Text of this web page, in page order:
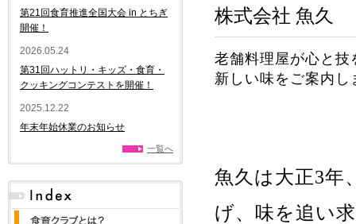
株式会社 魚久
老舗料理屋が心と技
新しい味をご案内し
魚久は大正3年
げ、味を追い
第21回食育推進全国大会 in とちぎ
開催！
2026.05.24
第31回ハットリ・キッズ・食育・
クッキングコンテストを開催！
2025.12.22
年末年始休業のお知らせ
一覧へ